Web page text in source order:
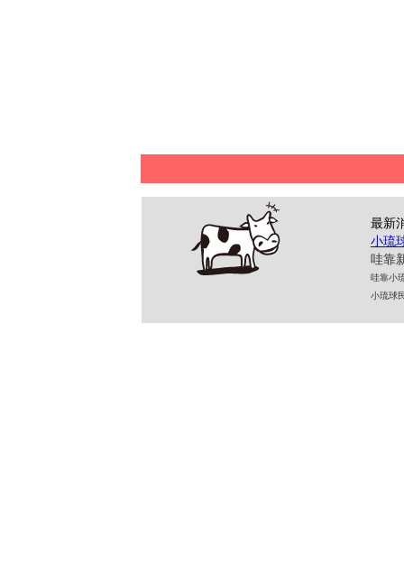
最新
小琉
哇靠
哇靠小
小琉球